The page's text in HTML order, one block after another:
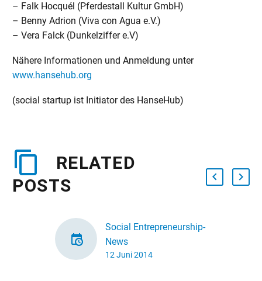
– Falk Hocquél (Pferdestall Kultur GmbH)
– Benny Adrion (Viva con Agua e.V.)
– Vera Falck (Dunkelziffer e.V)
Nähere Informationen und Anmeldung unter
www.hansehub.org
(social startup ist Initiator des HanseHub)
RELATED
POSTS
Social Entrepreneurship-
News
Online-Plattformen,
12 Juni 2014